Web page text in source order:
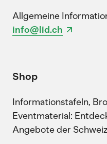
Allgemeine
info@lid.ch
Shop
Informationstafeln,
Eventmaterial:
Angebote der